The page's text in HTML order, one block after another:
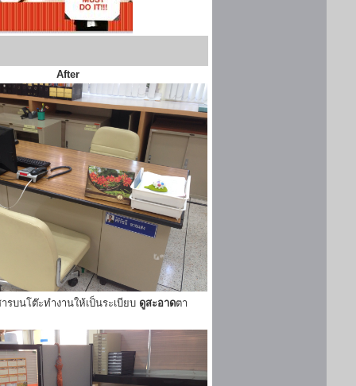
After
ารบนโต๊ะทำงานให้เป็นระเบียบ ดูสะอาดตา